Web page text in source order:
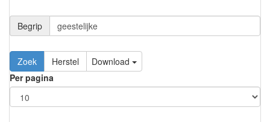
Begrip
Zoek Herstel
Download
Per pagina